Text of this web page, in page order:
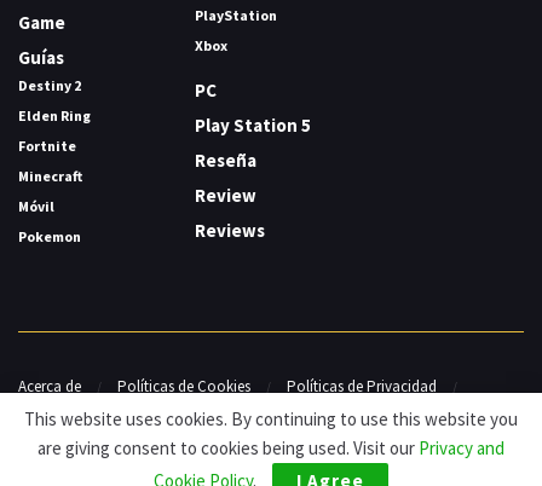
Game
Guías
Destiny 2
Elden Ring
Fortnite
Minecraft
Móvil
Pokemon
PlayStation
Xbox
PC
Play Station 5
Reseña
Review
Reviews
Acerca de Políticas de Cookies
Políticas de Privacidad
Contacto
© HDG Hablamos de Gamers 2026.
This website uses cookies. By continuing to use this website you
are giving consent to cookies being used. Visit our Privacy and
Cookie Policy. I Agree